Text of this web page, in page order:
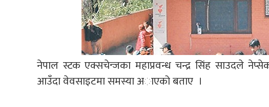
नेपाल स्टक एक्सचेन्जका महाप्रवन्ध चन्द्र सिंह साउदले
आउँदा वेवसाइटमा समस्या अाएको बताए ।